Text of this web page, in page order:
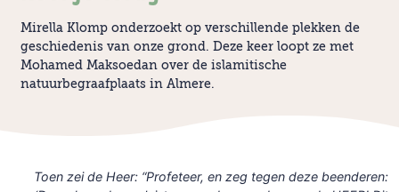
Mirella Klomp onderzoekt op verschillende plekken de
geschiedenis van onze grond. Deze keer loopt ze met
Mohamed Maksoedan over de islamitische
natuurbegraafplaats in Almere.
Toen zei de Heer: “Profeteer, en zeg tegen deze beenderen: